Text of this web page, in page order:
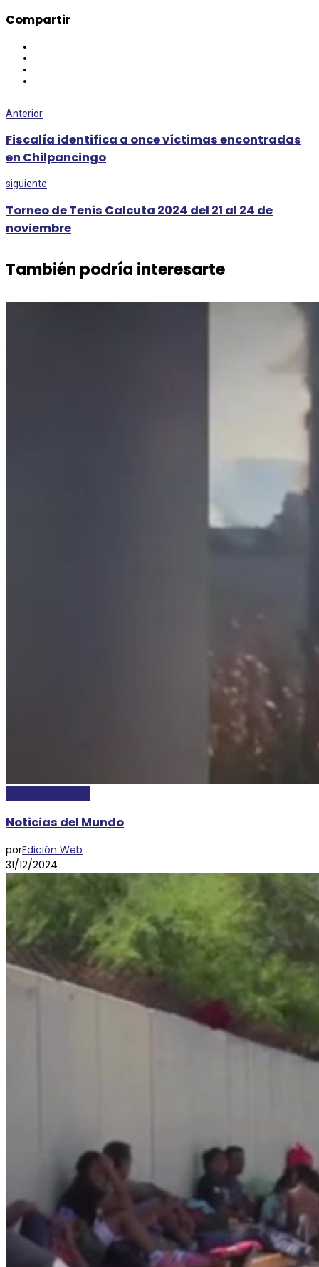
Compartir
Anterior
Fiscalía identifica a once víctimas encontradas
en Chilpancingo
siguiente
Torneo de Tenis Calcuta 2024 del 21 al 24 de
noviembre
También podría interesarte
Noticias del Mundo
porEdición Web
31/12/2024